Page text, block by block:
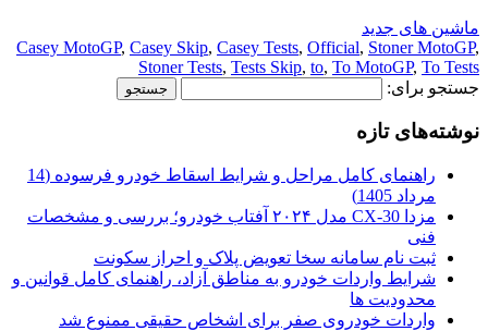
ماشین های جدید
Casey MotoGP, Casey Skip, Casey Tests, Official, Stoner MotoGP,
Stoner Tests, Tests Skip, to, To MotoGP, To Tests
جستجو برای:
نوشته‌های تازه
راهنمای کامل مراحل و شرایط اسقاط خودرو فرسوده (14
مرداد 1405)
مزدا CX-30 مدل ۲۰۲۴ آفتاب خودرو؛ بررسی و مشخصات
فنی
ثبت نام سامانه سخا تعویض پلاک و احراز سکونت
شرایط واردات خودرو به مناطق آزاد، راهنمای کامل قوانین و
محدودیت ها
واردات خودروی صفر برای اشخاص حقیقی ممنوع شد